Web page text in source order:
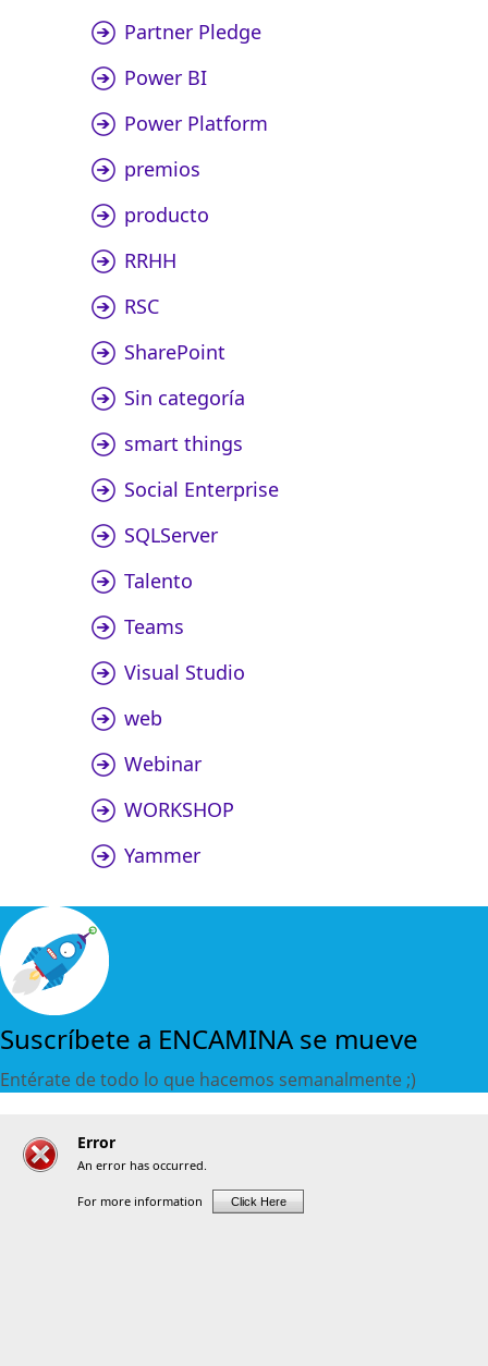
Partner Pledge
Power BI
Power Platform
premios
producto
RRHH
RSC
SharePoint
Sin categoría
smart things
Social Enterprise
SQLServer
Talento
Teams
Visual Studio
web
Webinar
WORKSHOP
Yammer
Suscríbete a ENCAMINA se mueve
Entérate de todo lo que hacemos semanalmente ;)